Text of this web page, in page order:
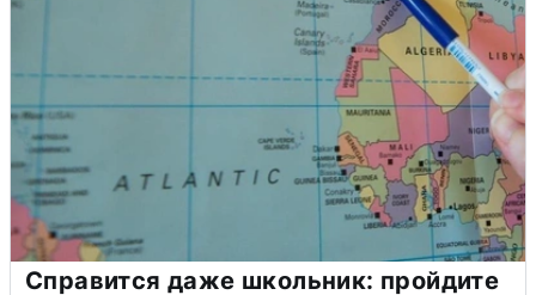
Справится даже школьник: пройдите